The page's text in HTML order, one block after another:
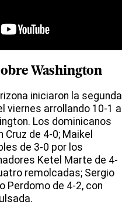
Washington
iniciaron la segunda
viernes arrollando 10-1 a
Los dominicanos
de 4-0; Maikel
de 3-0 por los
Ketel Marte de 4-
remolcadas; Sergio
Perdomo de 4-2, con